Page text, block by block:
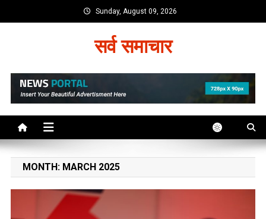
to
Sunday, August 09, 2026
सर्व समाचार
MONTH: MARCH 2025